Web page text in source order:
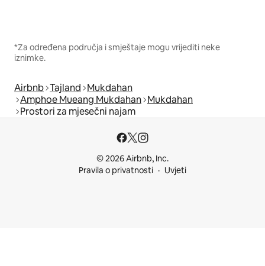
*Za određena područja i smještaje mogu vrijediti neke
iznimke.
Airbnb Tajland Mukdahan
Amphoe Mueang Mukdahan Mukdahan
Prostori za mjesečni najam
© 2026 Airbnb, Inc.
Pravila o privatnosti
Uvjeti